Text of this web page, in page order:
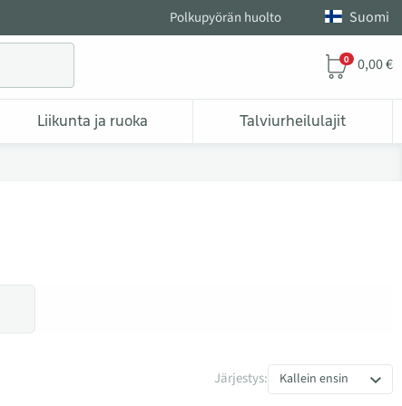
Polkupyörän huolto Suomi
0 0,00 €
Liikunta ja ruoka Talviurheilulajit
Järjestys: Kallein ensin